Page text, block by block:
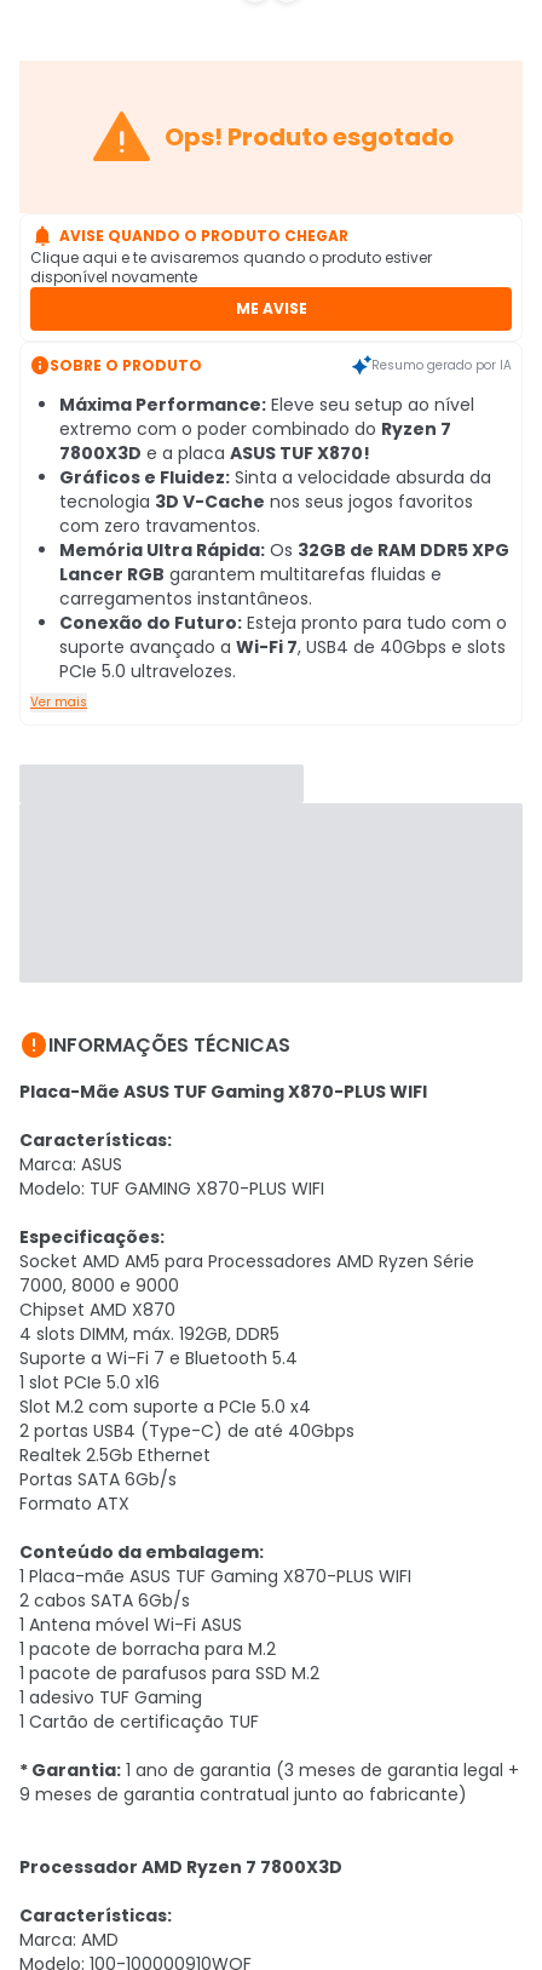
 Ops! Produto esgotado
 AVISE QUANDO O PRODUTO CHEGAR
Clique aqui e te avisaremos quando o produto estiver
disponível novamente
ME AVISE
SOBRE O PRODUTO Resumo gerado por IA
Máxima Performance: Eleve seu setup ao nível
extremo com o poder combinado do Ryzen 7
7800X3D e a placa ASUS TUF X870!
Gráficos e Fluidez: Sinta a velocidade absurda da
tecnologia 3D V-Cache nos seus jogos favoritos
com zero travamentos.
Memória Ultra Rápida: Os 32GB de RAM DDR5 XPG
Lancer RGB garantem multitarefas fluidas e
carregamentos instantâneos.
Conexão do Futuro: Esteja pronto para tudo com o
suporte avançado a Wi-Fi 7, USB4 de 40Gbps e slots
PCIe 5.0 ultravelozes.
Ver mais
INFORMAÇÕES TÉCNICAS
Placa-Mãe ASUS TUF Gaming X870-PLUS WIFI
Características:
Marca: ASUS
Modelo: TUF GAMING X870-PLUS WIFI
Especificações:
Socket AMD AM5 para Processadores AMD Ryzen Série
7000, 8000 e 9000
Chipset AMD X870
4 slots DIMM, máx. 192GB, DDR5
Suporte a Wi-Fi 7 e Bluetooth 5.4
1 slot PCIe 5.0 x16
Slot M.2 com suporte a PCIe 5.0 x4
2 portas USB4 (Type-C) de até 40Gbps
Realtek 2.5Gb Ethernet
Portas SATA 6Gb/s
Formato ATX
Conteúdo da embalagem:
1 Placa-mãe ASUS TUF Gaming X870-PLUS WIFI
2 cabos SATA 6Gb/s
1 Antena móvel Wi-Fi ASUS
1 pacote de borracha para M.2
1 pacote de parafusos para SSD M.2
1 adesivo TUF Gaming
1 Cartão de certificação TUF
* Garantia: 1 ano de garantia (3 meses de garantia legal +
9 meses de garantia contratual junto ao fabricante)
Processador AMD Ryzen 7 7800X3D
Características:
Marca: AMD
Modelo: 100-100000910WOF